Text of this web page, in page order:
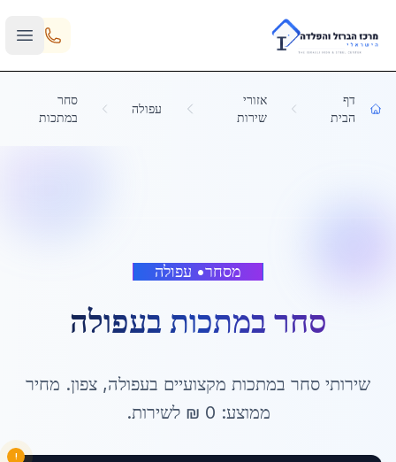
Skip to main content
דף
הבית
אזורי
שירות
עפולה
סחר
במתכות
מסחר• עפולה
סחר במתכות בעפולה
שירותי סחר במתכות מקצועיים בעפולה, צפון. מחיר
ממוצע: 0 ₪ לשירות.
!